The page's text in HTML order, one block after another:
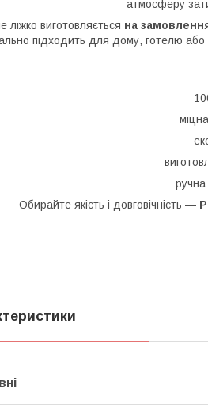
атмосферу
ліжко виготовляється на
підходить для дому, готелю або
ручна
Обирайте якість і довговічність —